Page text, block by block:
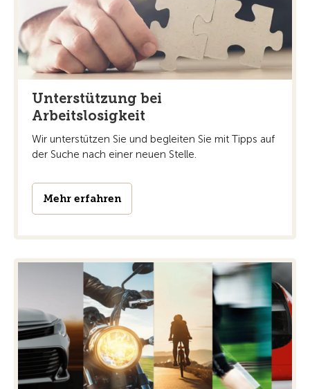
Unterstützung bei
Arbeitslosigkeit
Wir unterstützen Sie und begleiten Sie mit Tipps auf
der Suche nach einer neuen Stelle.
Mehr erfahren